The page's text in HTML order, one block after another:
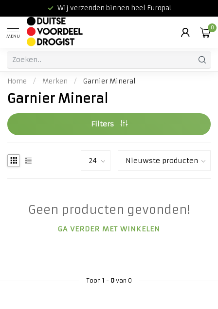
Wij verzenden binnen heel Europa!
MENU
0
Home / Merken / Garnier Mineral
Garnier Mineral
Filters
Geen producten gevonden!
GA VERDER MET WINKELEN
Toon 1 - 0van 0